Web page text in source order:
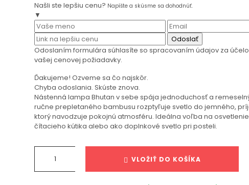
Našli ste lepšiu cenu? Napíšte a skúsme sa dohodnúť.
▼
Odoslať
Odoslaním formulára súhlasíte so spracovaním údajov za
vašej cenovej požiadavky.
Ďakujeme! Ozveme sa čo najskôr.
Chyba odoslania. Skúste znova.
Nástenná lampa Bhutan v sebe spája jednoduchosť a
ručne prepletaného bambusu rozptyľuje svetlo do jemného,
ktorý navodzuje pokojnú atmosféru. Ideálna voľba na
čítacieho kútika alebo ako doplnkové svetlo pri posteli.
VLOŽIŤ DO KOŠÍKA